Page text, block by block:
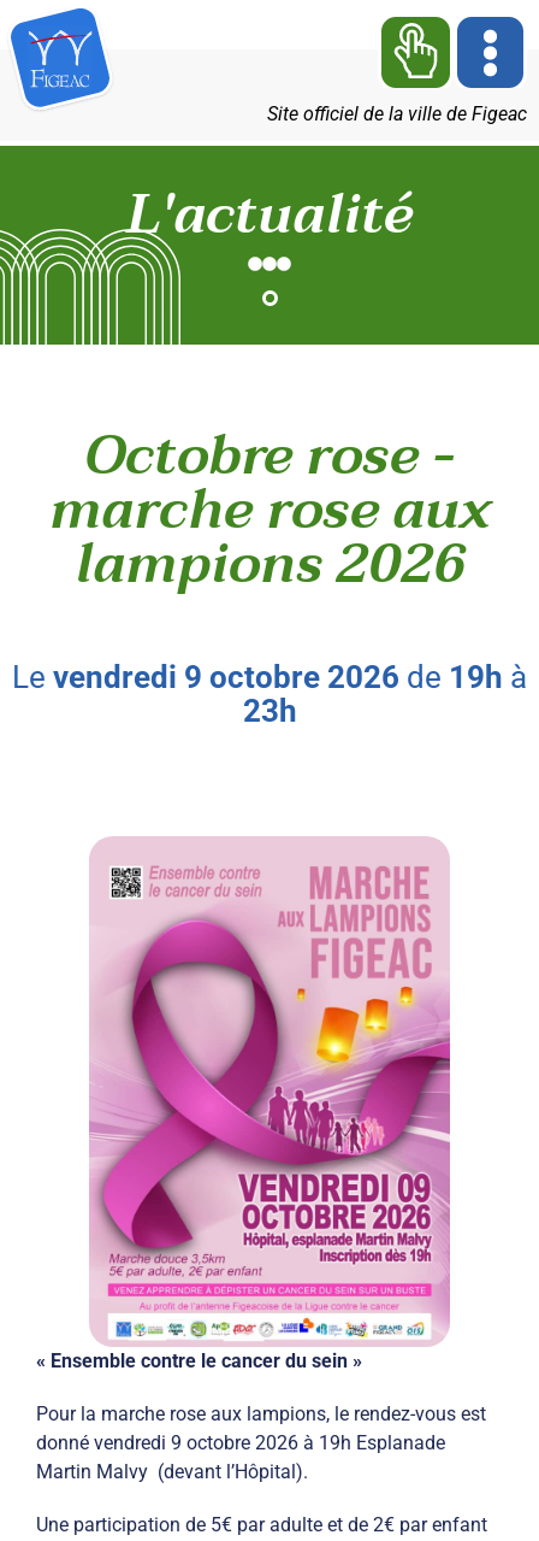
Site officiel de la ville de Figeac
L'actualité
Octobre rose -
marche rose aux
lampions 2026
le vendredi 9 octobre 2026 de 19h à
23h
« Ensemble contre le cancer du sein »
Pour la marche rose aux lampions, le rendez-vous est
donné vendredi 9 octobre 2026 à 19h Esplanade
Martin Malvy (devant l’Hôpital).
Une participation de 5€ par adulte et de 2€ par enfant